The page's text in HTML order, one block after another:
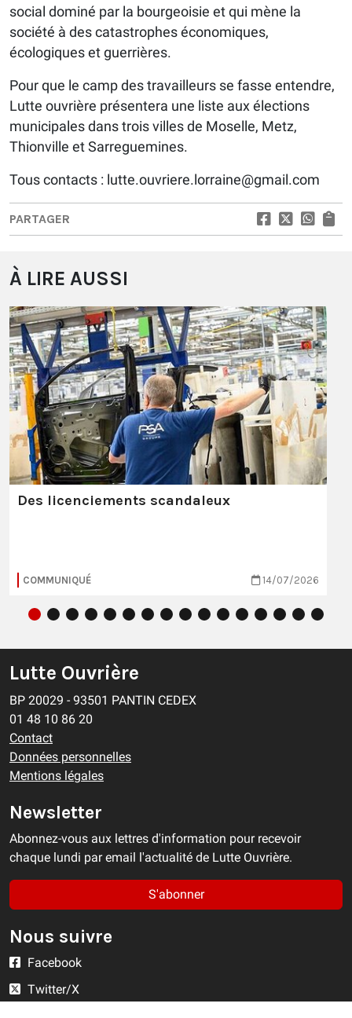
social dominé par la bourgeoisie et qui mène la
société à des catastrophes économiques,
écologiques et guerrières.
Pour que le camp des travailleurs se fasse entendre,
Lutte ouvrière présentera une liste aux élections
municipales dans trois villes de Moselle, Metz,
Thionville et Sarreguemines.
Tous contacts : lutte.ouvriere.lorraine@gmail.com
PARTAGER
À LIRE AUSSI
Des licenciements scandaleux
COMMUNIQUÉ 14/07/2026
Lutte Ouvrière
BP 20029 - 93501 PANTIN CEDEX
01 48 10 86 20
Contact
Données personnelles
Mentions légales
Newsletter
Abonnez-vous aux lettres d'information pour recevoir
chaque lundi par email l'actualité de Lutte Ouvrière.
S'abonner
Nous suivre
Facebook
Twitter/X